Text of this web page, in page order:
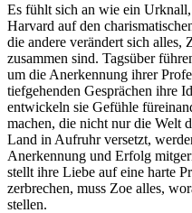
Es fühlt sich an wie ein
Harvard auf den
die andere verändert sich alles,
zusammen sind. Tagsüber
um die Anerkennung ihrer
tiefgehenden Gesprächen ihre
entwickeln sie Gefühle
machen, die nicht nur die Welt
Land in Aufruhr versetzt,
Anerkennung und Erfolg
stellt ihre Liebe auf eine harte
zerbrechen, muss Zoe alles,
stellen.